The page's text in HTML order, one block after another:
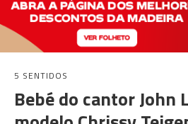
5 SENTIDOS
Bebé do cantor John